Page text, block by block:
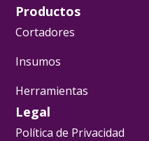
Productos
Cortadores
Insumos
Herramientas
Legal
Política de Privacidad